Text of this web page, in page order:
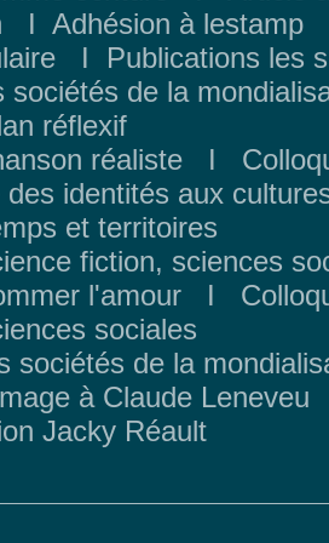
I Adhésion à lestamp
I Publications les
sociétés de la
réflexif
réaliste I
des identités aux
et territoires
fiction, sciences
l'amour I
sociales
sociétés de la
à Claude Leneveu
Jacky Réault